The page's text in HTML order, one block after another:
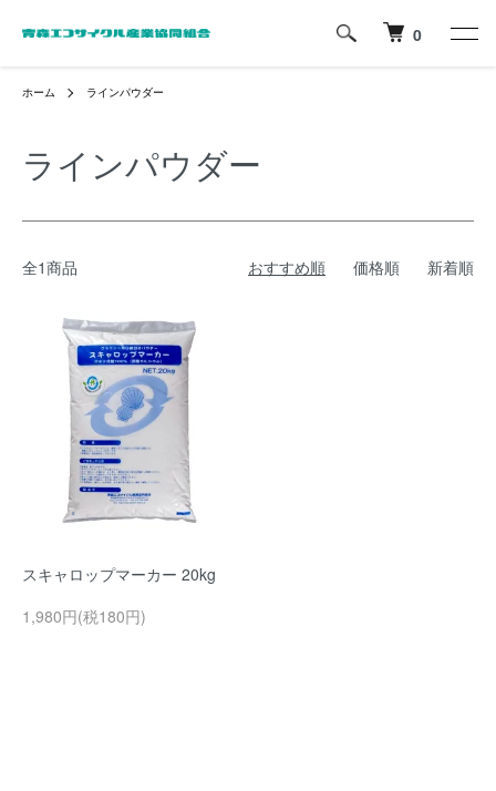
0
ホーム ラインパウダー
ラインパウダー
全1商品 おすすめ順 価格順 新着順
スキャロップマーカー 20kg
1,980円(税180円)